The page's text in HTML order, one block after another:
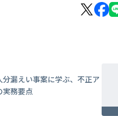
漏えい事案に学ぶ、不正ア
実務要点